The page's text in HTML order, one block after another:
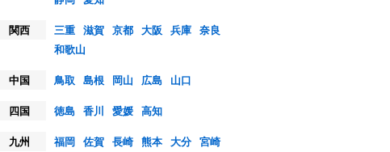
関西
三重 滋賀 京都 大阪 兵庫 奈良
和歌山
中国
鳥取 島根 岡山 広島
山口
四国
徳島 香川 愛媛 高知
九州
福岡 佐賀 長崎 熊本 大分 宮崎